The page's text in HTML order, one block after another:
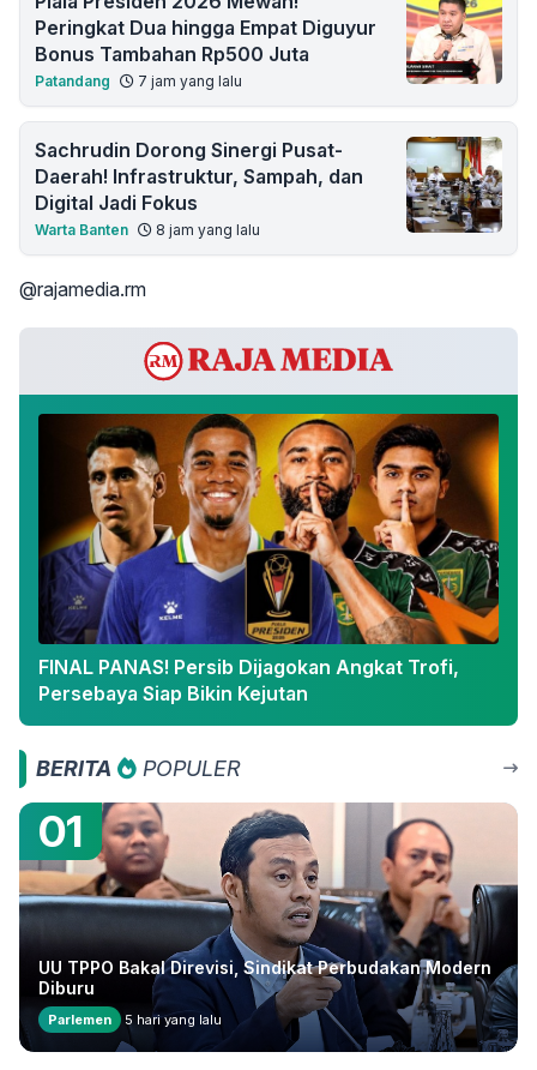
Peringkat Dua hingga Empat Diguyur
Bonus Tambahan Rp500 Juta
Patandang 7 jam yang lalu
Sachrudin Dorong Sinergi Pusat-
Daerah! Infrastruktur, Sampah, dan
Digital Jadi Fokus
Warta Banten 8 jam yang lalu
@rajamedia.rm
FINAL PANAS! Persib Dijagokan Angkat Trofi,
Persebaya Siap Bikin Kejutan
BERITA POPULER
01
UU TPPO Bakal Direvisi, Sindikat Perbudakan Modern
Diburu
Parlemen 5 hari yang lalu